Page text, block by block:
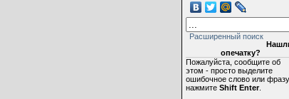
Расширенный поиск
опечатку?
Пожалуйста, сообщите об
этом - просто выделите
ошибочное слово или
нажмите Shift Enter.